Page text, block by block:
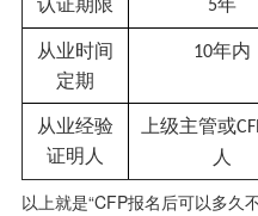
认证期限 5年
从业时间
定期
10年内
从业经验
证明人
上级主管或
人
以上就是“CFP报名后可以多久